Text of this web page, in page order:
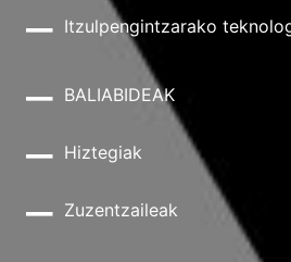
Itzulpengintzarako
BALIABIDEAK
Hiztegiak
Zuzentzaileak